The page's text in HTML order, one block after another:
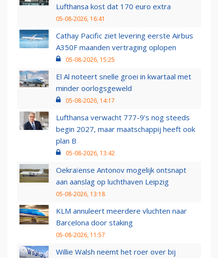
Lufthansa kost dat 170 euro extra
05-08-2026, 16:41
Cathay Pacific ziet levering eerste Airbus
A350F maanden vertraging oplopen
05-08-2026, 15:25
El Al noteert snelle groei in kwartaal met
minder oorlogsgeweld
05-08-2026, 14:17
Lufthansa verwacht 777-9’s nog steeds
begin 2027, maar maatschappij heeft ook
plan B
05-08-2026, 13:42
Oekraïense Antonov mogelijk ontsnapt
aan aanslag op luchthaven Leipzig
05-08-2026, 13:18
KLM annuleert meerdere vluchten naar
Barcelona door staking
05-08-2026, 11:57
Willie Walsh neemt het roer over bij